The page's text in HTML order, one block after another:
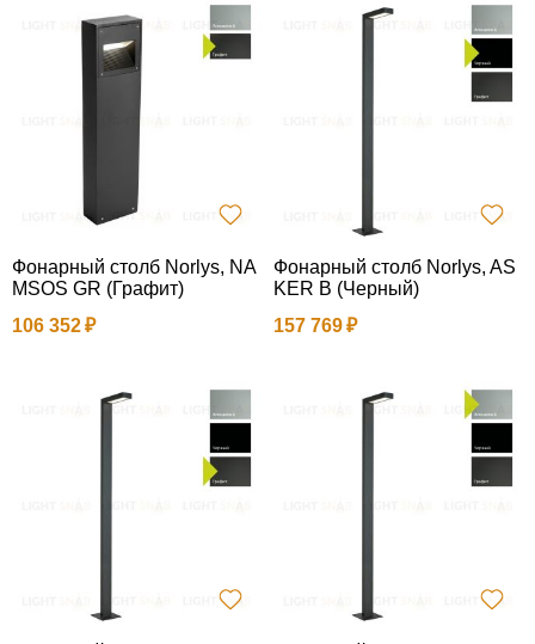
Фонарный столб Norlys, NA
MSOS GR (Графит)
106 352
Фонарный столб Norlys, AS
KER B (Черный)
157 769